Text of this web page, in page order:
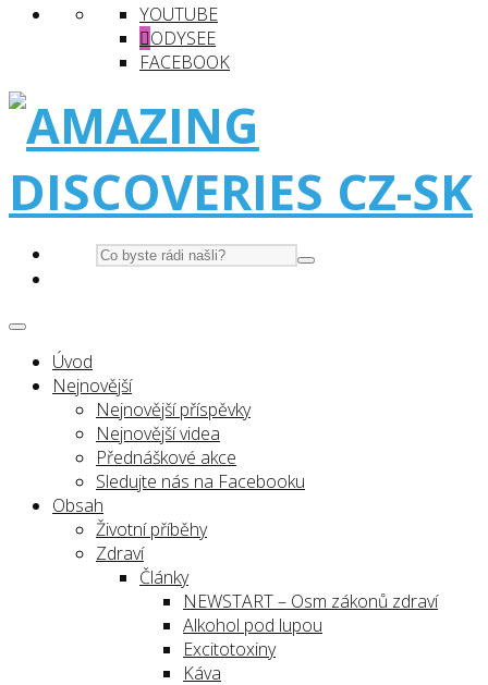
YOUTUBE
ODYSEE
FACEBOOK
Úvod
Nejnovější
Nejnovější příspěvky
Nejnovější videa
Přednáškové akce
Sledujte nás na Facebooku
Obsah
Životní příběhy
Zdraví
Články
NEWSTART – Osm zákonů zdraví
Alkohol pod lupou
Excitotoxiny
Káva